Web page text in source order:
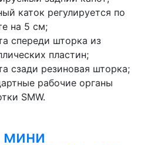
каток регулируется по
на 5 см;
спереди шторка из
пластин;
сзади резиновая шторка;
рабочие органы
SMW.
мини